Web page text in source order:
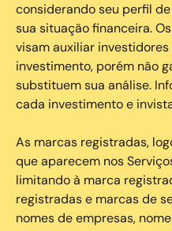
considerando seu perfil
sua situação financeira.
visam auxiliar
investimento, porém não
substituem sua análise.
cada investimento e
As marcas registradas,
que aparecem nos
limitando à marca
registradas e marcas de
nomes de empresas,